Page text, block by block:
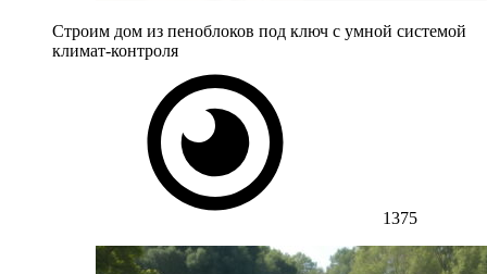
Строим дом из пеноблоков под ключ с умной системой
климат-контроля
1375